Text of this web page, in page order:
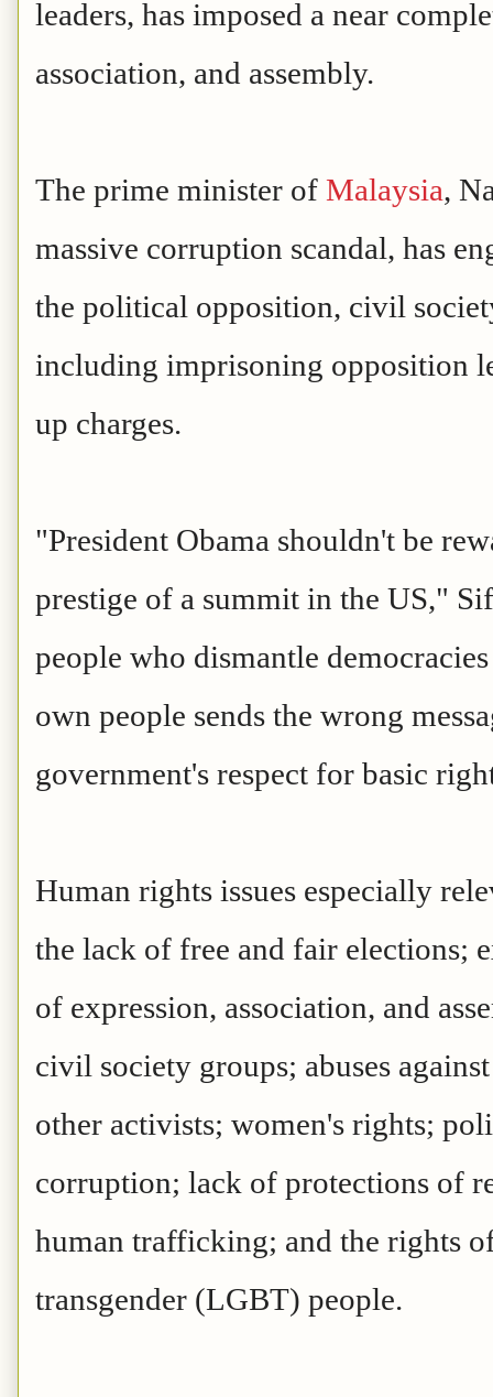
leaders, has imposed a near
association, and assembly.
The prime minister of Malaysia,
massive corruption scandal, has
the political opposition, civil
including imprisoning opposition
up charges.
"President Obama shouldn't be
prestige of a summit in the US,"
people who dismantle
own people sends the wrong
government's respect for basic
Human rights issues especially
the lack of free and fair elections;
of expression, association, and
civil society groups; abuses
other activists; women's rights;
corruption; lack of protections of
human trafficking; and the rights
transgender (LGBT) people.